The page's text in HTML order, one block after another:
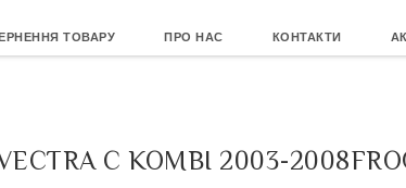
ТОВАРУ ПРО НАС КОНТАКТИ
C KOMBI 2003-